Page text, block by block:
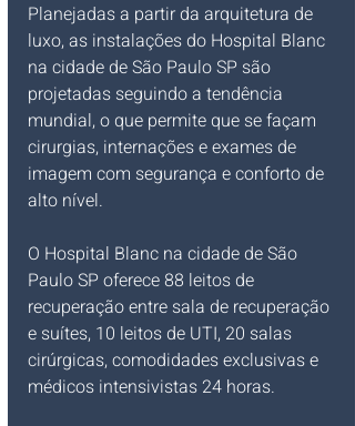
Planejadas a partir da arquitetura de
luxo, as instalações do Hospital Blanc
na cidade de São Paulo SP são
projetadas seguindo a tendência
mundial, o que permite que se façam
cirurgias, internações e exames de
imagem com segurança e conforto de
alto nível.
O Hospital Blanc na cidade de São
Paulo SP oferece 88 leitos de
recuperação entre sala de recuperação
e suítes, 10 leitos de UTI, 20 salas
cirúrgicas, comodidades exclusivas e
médicos intensivistas 24 horas.